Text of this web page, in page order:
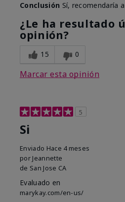
Conclusión Sí, recomendaría
¿Le ha resultado
opinión?
15 0
Marcar esta opinión
5
Si
Enviado Hace 4 meses
por Jeannette
de San Jose CA
Evaluado en
marykay.com/en-us/